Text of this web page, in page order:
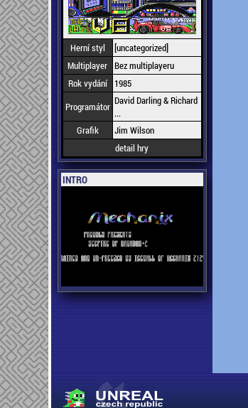
Herní styl
[uncategorized]
Multiplayer Bez multiplayeru
Rok vydání
1985
Programátor David Darling & Richard
...
Grafik
Jim Wilson
detail hry
INTRO